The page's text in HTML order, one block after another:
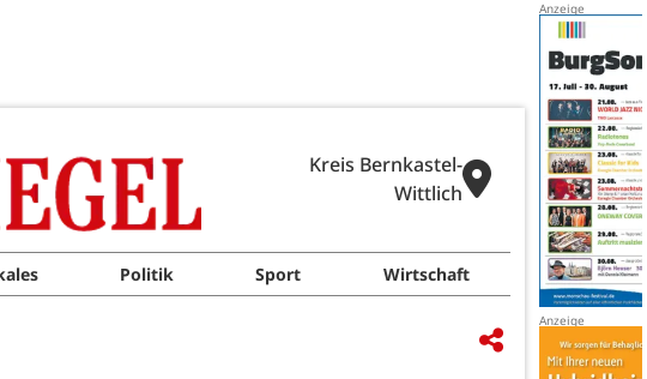
Kreis Bernkastel-
Wittlich
Politik Sport Wirtschaft